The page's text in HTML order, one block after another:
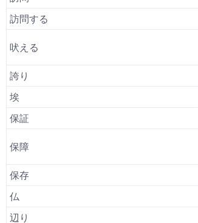
訪問する
吠える
誇り
埃
保証
保障
保存
仏
辺り